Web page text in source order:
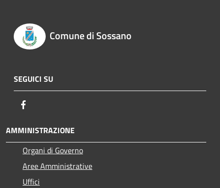
Comune di Sossano
SEGUICI SU
AMMINISTRAZIONE
Organi di Governo
Aree Amministrative
Uffici